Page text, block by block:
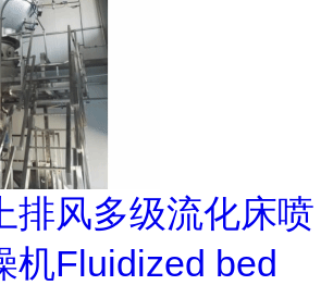
排风多级流化床喷
机Fluidized bed